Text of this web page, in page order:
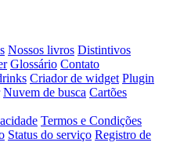
Nossos livros Distintivos
Glossário Contato
Criador de widget Plugin
Nuvem de busca Cartões
Termos e Condições
Status do serviço Registro de